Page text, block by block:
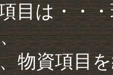
目は・・
物資項目